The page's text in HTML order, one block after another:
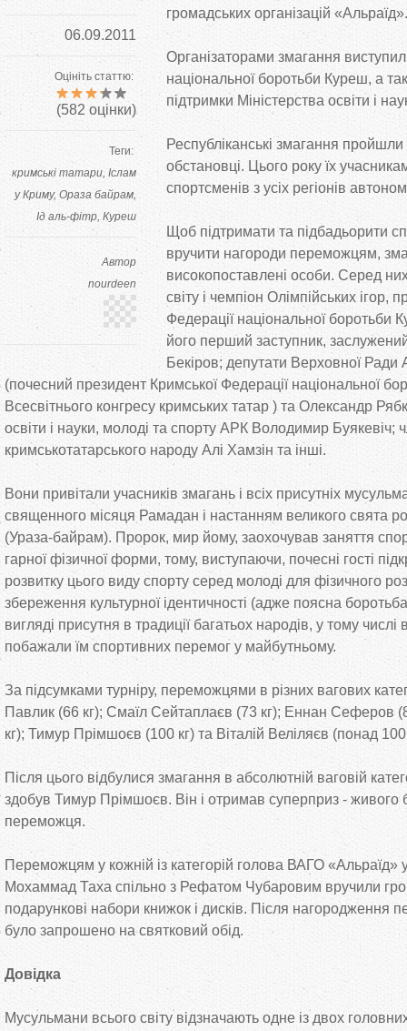
06.09.2011
Оцініть статтю:
(582 оцінки)
Теги:
кримські татари Іслам
у Криму Ораза байрам
Ід аль-фітр Куреш
Автор
nourdeen
громадських організацій «Альраїд».
Організаторами змагання
національної боротьби Куреш, а
підтримки Міністерства освіти і
Республіканські змагання
обстановці. Цього року їх
спортсменів з усіх регіонів
Щоб підтримати та підбадьорити
вручити нагороди переможцям,
високопоставлені особи. Серед
світу і чемпіон Олімпійських ігор,
Федерації національної боротьби
його перший заступник,
Бекіров; депутати Верховної
(почесний президент Кримської Федерації національної
Всесвітнього конгресу кримських татар ) та Олександр
освіти і науки, молоді та спорту АРК Володимир Буякевіч;
кримськотатарського народу Алі Хамзін та інші.
Вони привітали учасників змагань і всіх присутніх
священного місяця Рамадан і настанням великого свята
(Ураза-байрам). Пророк, мир йому, заохочував заняття
гарної фізичної форми, тому, виступаючи, почесні гості
розвитку цього виду спорту серед молоді для фізичного
збереження культурної ідентичності (адже поясна
вигляді присутня в традиції багатьох народів, у тому числі
побажали їм спортивних перемог у майбутньому.
За підсумками турніру, переможцями в різних вагових
Павлик (66 кг); Смаїл Сейтаплаєв (73 кг); Еннан Сеферов
кг); Тимур Прімшоєв (100 кг) та Віталій Веліляєв (понад 100
Після цього відбулися змагання в абсолютній ваговій
здобув Тимур Прімшоєв. Він і отримав суперприз - живого
переможця.
Переможцям у кожній із категорій голова ВАГО «Альраїд»
Мохаммад Таха спільно з Рефатом Чубаровим вручили
подарункові набори книжок і дисків. Після нагородження
було запрошено на святковий обід.
Довідка
Мусульмани всього світу відзначають одне із двох